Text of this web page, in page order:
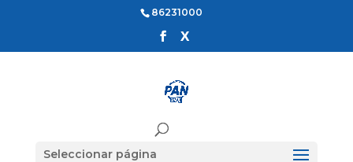
86231000
Seleccionar página